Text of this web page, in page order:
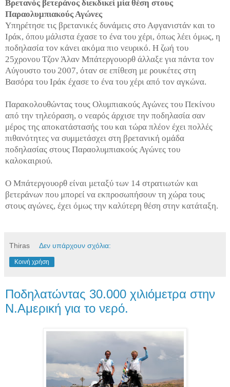
Βρετανός βετεράνος διεκδικεί μία θέση στους
Παραολυμπιακούς Αγώνες
Υπηρέτησε τις βρετανικές δυνάμεις στο Αφγανιστάν και το
Ιράκ, όπου μάλιστα έχασε το ένα του χέρι, όπως λέει όμως, η
ποδηλασία τον κάνει ακόμα πιο νευρικό. Η ζωή του
25χρονου Τζον Άλαν Μπάτεργουορθ άλλαξε για πάντα τον
Αύγουστο του 2007, όταν σε επίθεση με ρουκέτες στη
Βασόρα του Ιράκ έχασε το ένα του χέρι από τον αγκώνα.
Παρακολουθώντας τους Ολυμπιακούς Αγώνες του Πεκίνου
από την τηλεόραση, ο νεαρός άρχισε την ποδηλασία σαν
μέρος της αποκατάστασής του και τώρα πλέον έχει πολλές
πιθανότητες να συμμετάσχει στη βρετανική ομάδα
ποδηλασίας στους Παραολυμπιακούς Αγώνες του
καλοκαιριού.
Ο Μπάτεργουορθ είναι μεταξύ των 14 στρατιωτών και
βετεράνων που μπορεί να εκπροσωπήσουν τη χώρα τους
στους αγώνες, έχει όμως την καλύτερη θέση στην κατάταξη.
Thiras Δεν υπάρχουν σχόλια:
Κοινή χρήση
Ποδηλατώντας 30.000 χιλιόμετρα στην
Ν.Αμερική για το νερό.